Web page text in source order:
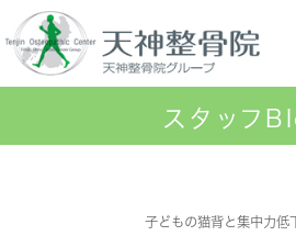
スタッフ
子どもの猫背と集中力低